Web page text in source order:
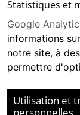
Statistiques et
Google
informations
notre site, à
permettre
Utilisation et